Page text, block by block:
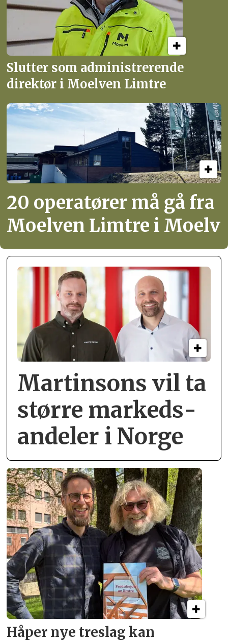
Slutter som administrerende
direktør i Moelven Limtre
20 operatører må gå fra
Moelven Limtre i Moelv
Martinsons vil ta
større markeds­
andeler i Norge
Håper nye treslag kan